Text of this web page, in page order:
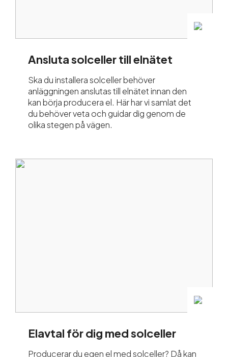
Ansluta solceller till elnätet
Ska du installera solceller behöver
anläggningen anslutas till elnätet innan den
kan börja producera el. Här har vi samlat det
du behöver veta och guidar dig genom de
olika stegen på vägen.
Elavtal för dig med solceller
Producerar du egen el med solceller? Då kan